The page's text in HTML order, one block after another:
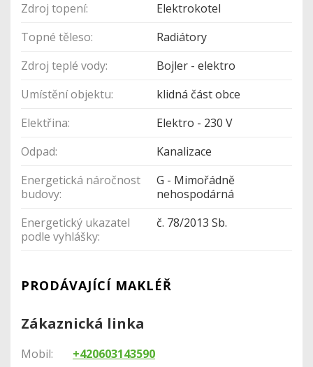
Zdroj topení:
Elektrokotel
Topné těleso:
Radiátory
Zdroj teplé vody:
Bojler - elektro
Umístění objektu:
klidná část obce
Elektřina:
Elektro - 230 V
Odpad:
Kanalizace
Energetická náročnost
budovy:
G - Mimořádně
nehospodárná
Energetický ukazatel
podle vyhlášky:
č. 78/2013 Sb.
PRODÁVAJÍCÍ MAKLÉŘ
Zákaznická linka
Mobil:
+420603143590